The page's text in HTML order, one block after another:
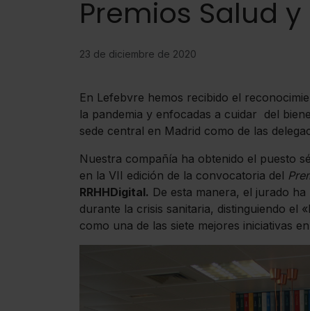
Premios Salud y
23 de diciembre de 2020
En Lefebvre hemos recibido el
la pandemia y enfocadas a cuidar del
sede central en Madrid como de las
Nuestra compañía ha obtenido el puesto
en la VII edición de la convocatoria del
RRHHDigital. De esta manera, el jurado
durante la crisis sanitaria, distinguiendo el
como una de las siete mejores iniciativas